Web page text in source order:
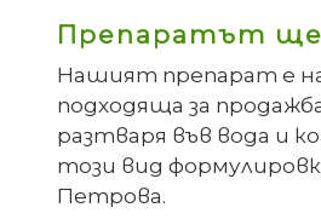
Препаратът ще
Нашият препарат е
подходяща за
разтваря във вода и
този вид
Петрова.